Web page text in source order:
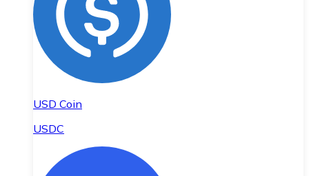
USD Coin
USDC